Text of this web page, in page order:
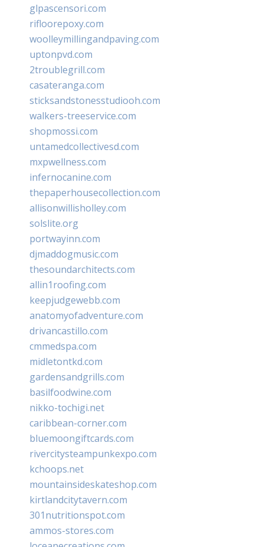
glpascensori.com
rifloorepoxy.com
woolleymillingandpaving.com
uptonpvd.com
2troublegrill.com
casateranga.com
sticksandstonesstudiooh.com
walkers-treeservice.com
shopmossi.com
untamedcollectivesd.com
mxpwellness.com
infernocanine.com
thepaperhousecollection.com
allisonwillisholley.com
solslite.org
portwayinn.com
djmaddogmusic.com
thesoundarchitects.com
allin1roofing.com
keepjudgewebb.com
anatomyofadventure.com
drivancastillo.com
cmmedspa.com
midletontkd.com
gardensandgrills.com
basilfoodwine.com
nikko-tochigi.net
caribbean-corner.com
bluemoongiftcards.com
rivercitysteampunkexpo.com
kchoops.net
mountainsideskateshop.com
kirtlandcitytavern.com
301nutritionspot.com
ammos-stores.com